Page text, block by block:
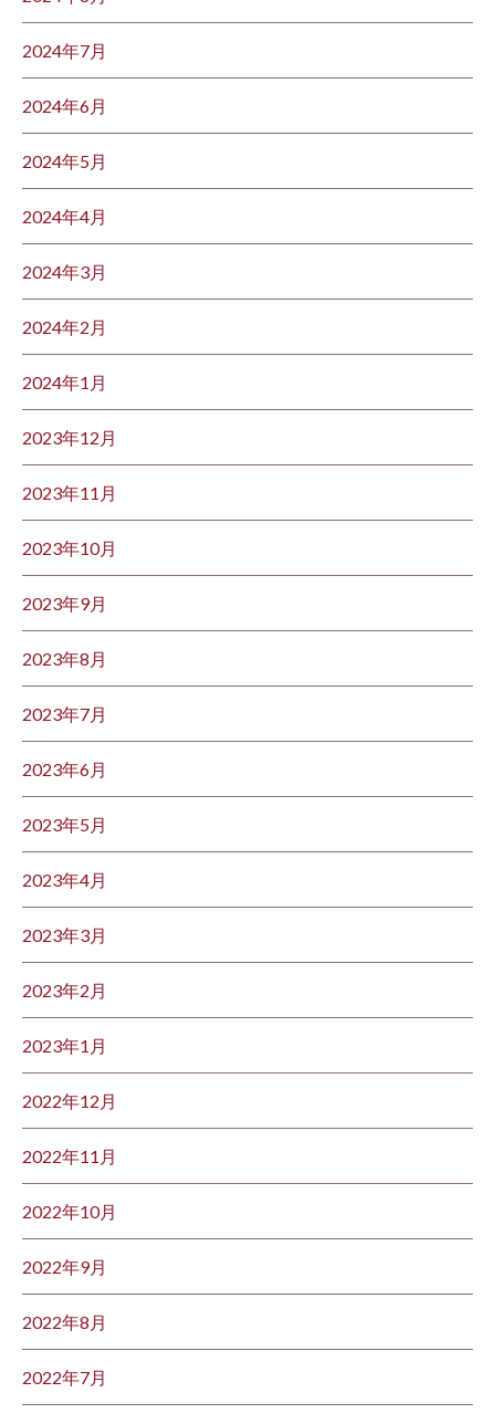
2024年7月
2024年6月
2024年5月
2024年4月
2024年3月
2024年2月
2024年1月
2023年12月
2023年11月
2023年10月
2023年9月
2023年8月
2023年7月
2023年6月
2023年5月
2023年4月
2023年3月
2023年2月
2023年1月
2022年12月
2022年11月
2022年10月
2022年9月
2022年8月
2022年7月